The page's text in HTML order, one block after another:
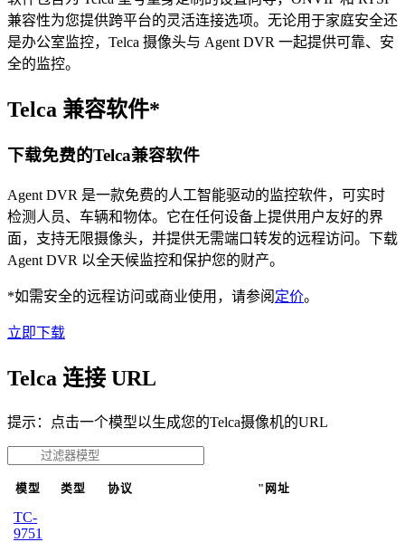
兼容性为您提供跨平台的灵活连接选项。无论用于家庭安全还
是办公室监控，Telca 摄像头与 Agent DVR 一起提供可靠、安
全的监控。
Telca 兼容软件*
下载免费的Telca兼容软件
Agent DVR 是一款免费的人工智能驱动的监控软件，可实时
检测人员、车辆和物体。它在任何设备上提供用户友好的界
面，支持无限摄像头，并提供无需端口转发的远程访问。下载
Agent DVR 以全天候监控和保护您的财产。
*如需安全的远程访问或商业使用，请参阅 定价。
立即下载
Telca 连接 URL
提示：点击一个模型以生成您的Telca摄像机的URL
模型 类型 协议 "网址
TC-
9751